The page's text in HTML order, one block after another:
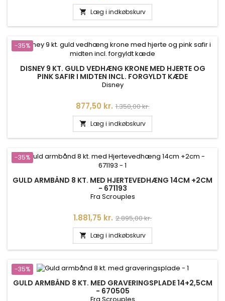
 Læg i indkøbskurv
-35%
DISNEY 9 KT. GULD VEDHÆNG KRONE MED HJERTE OG
PINK SAFIR I MIDTEN INCL. FORGYLDT KÆDE
Disney
Pris
877,50 kr. Normalpris
1.350,00 kr.
 Læg i indkøbskurv
-35%
GULD ARMBÅND 8 KT. MED HJERTEVEDHÆNG 14CM +2CM
- 671193
Fra Scrouples
Pris
1.881,75 kr. Normalpris
2.895,00 kr.
 Læg i indkøbskurv
-35%
GULD ARMBÅND 8 KT. MED GRAVERINGSPLADE 14+2,5CM
- 670505